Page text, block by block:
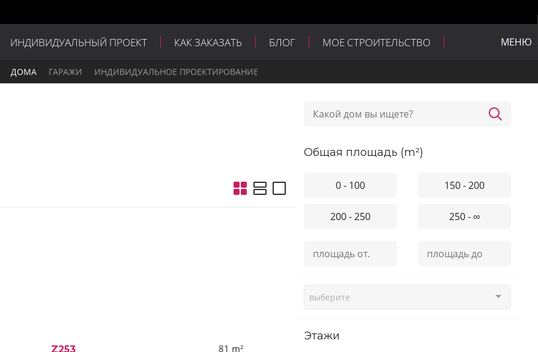
ИНДИВИДУАЛЬНЫЙ ПРОЕКТ КАК ЗАКАЗАТЬ БЛОГ МОЕ СТРОИТЕЛЬСТВО МЕНЮ
ДОМА ГАРАЖИ ИНДИВИДУАЛЬНОЕ ПРОЕКТИРОВАНИЕ
Z253 81 m²
общая площадь (m²)
0 - 100 150 - 200
200 - 250 250 - ∞
выберите
этажи